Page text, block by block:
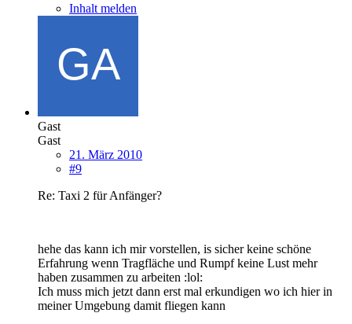
Inhalt melden
Gast
Gast
21. März 2010
#9
Re: Taxi 2 für Anfänger?
hehe das kann ich mir vorstellen, is sicher keine schöne
Erfahrung wenn Tragfläche und Rumpf keine Lust mehr
haben zusammen zu arbeiten :lol:
Ich muss mich jetzt dann erst mal erkundigen wo ich hier in
meiner Umgebung damit fliegen kann